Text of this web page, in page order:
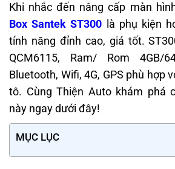
Khi nhắc đến nâng cấp màn
Box Santek ST300 là phụ kiện
tính năng đỉnh cao, giá tốt.
QCM6115, Ram/ Rom 4GB/
Bluetooth, Wifi, 4G, GPS phù hợp
tô. Cùng Thiện Auto khám phá
này ngay dưới đây!
MỤC LỤC